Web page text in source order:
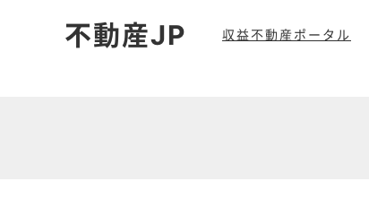
不動産JP 収益不動産ポータル